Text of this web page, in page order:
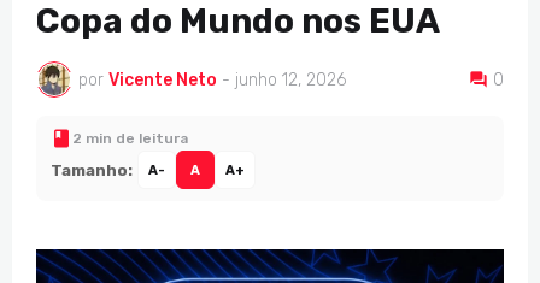
Copa do Mundo nos EUA
por Vicente Neto - junho 12, 2026 0
2 min de leitura
Tamanho: A- A A+